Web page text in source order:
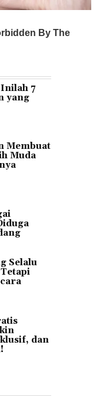
7
yang
Membuat
Muda
Selalu
dan